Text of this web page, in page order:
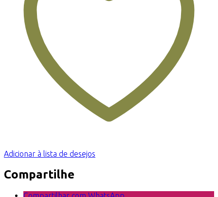
Adicionar à lista de desejos
Compartilhe